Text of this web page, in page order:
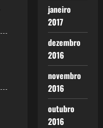
janeiro
2017
dezembro
2016
novembro
2016
outubro
2016